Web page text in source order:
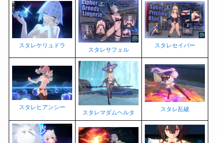
スタレケリュドラ
スタレサフェル
スタレセイバー
スタレヒアンシー
スタレマダムヘルタ
スタレ乱破